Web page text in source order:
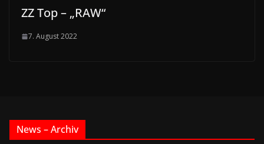
ZZ Top – „RAW“
7. August 2022
News – Archiv